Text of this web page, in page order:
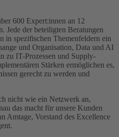
600 Expert:innen an 12
Jede der beteiligten Beratungen
in spezifischen Themenfeldern ein
und Organisation, Data und AI
zu IT-Prozessen und Supply-
Stärken ermöglichen es,
gerecht zu werden und
nicht wie ein Netzwerk an,
das macht für unsere Kunden
Amtage, Vorstand des Excellence